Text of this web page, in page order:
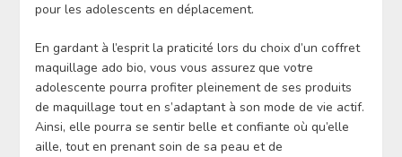
pour les adolescents en déplacement.
En gardant à l’esprit la praticité lors du choix d’un coffret
maquillage ado bio, vous vous assurez que votre
adolescente pourra profiter pleinement de ses produits
de maquillage tout en s’adaptant à son mode de vie actif.
Ainsi, elle pourra se sentir belle et confiante où qu’elle
aille, tout en prenant soin de sa peau et de